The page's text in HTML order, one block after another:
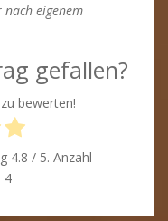
eigenem
gefallen?
bewerten!
4.8 / 5. Anzahl
4